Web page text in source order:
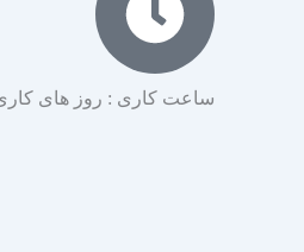
ساعت کاری : روز های کاری